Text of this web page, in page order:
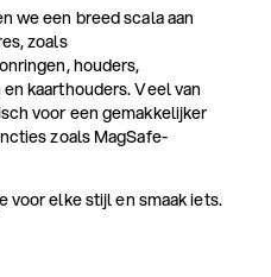
we een breed scala aan
zoals
houders,
kaarthouders. Veel van
voor een gemakkelijker
zoals MagSafe-
voor elke stijl en smaak iets.